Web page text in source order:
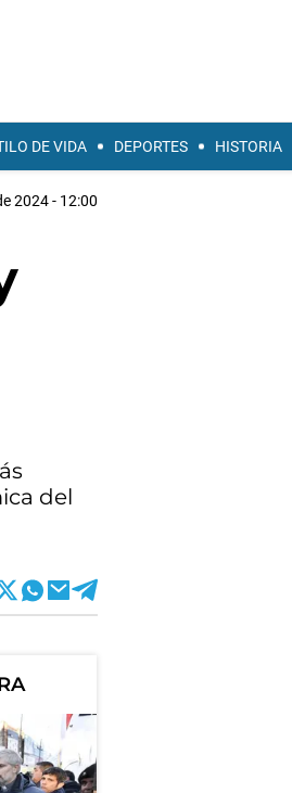
DE VIDA DEPORTES HISTORIA
2024 - 12:00
del